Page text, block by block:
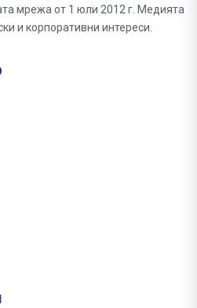
мрежа от 1 юли 2012 г. Медията
и корпоративни интереси.